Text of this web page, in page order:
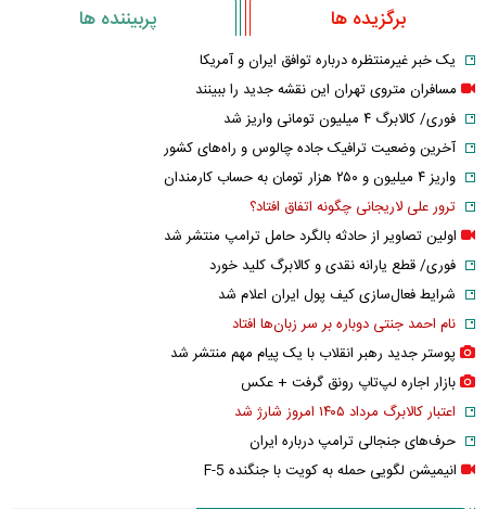
برگزیده ها پربیننده ها
یک خبر غیرمنتظره درباره توافق ایران و آمریکا
مسافران متروی تهران این نقشه جدید را ببینند
فوری/ کالابرگ ۴ میلیون تومانی واریز شد
آخرین وضعیت ترافیک جاده چالوس و راه‌های کشور
واریز ۴ میلیون و ۲۵۰ هزار تومان به حساب کارمندان
ترور علی لاریجانی چگونه اتفاق افتاد؟
اولین تصاویر از حادثه بالگرد حامل ترامپ منتشر شد
فوری/ قطع یارانه نقدی و کالابرگ کلید خورد
شرایط فعال‌سازی کیف پول ایران اعلام شد
نام احمد جنتی دوباره بر سر زبان‌ها افتاد
پوستر جدید رهبر انقلاب با یک پیام مهم منتشر شد
بازار اجاره لپ‌تاپ رونق گرفت + عکس
اعتبار کالابرگ مرداد ۱۴۰۵ امروز شارژ شد
حرف‌های جنجالی ترامپ درباره ایران
انیمیشن لگویی حمله به کویت با جنگنده F-5